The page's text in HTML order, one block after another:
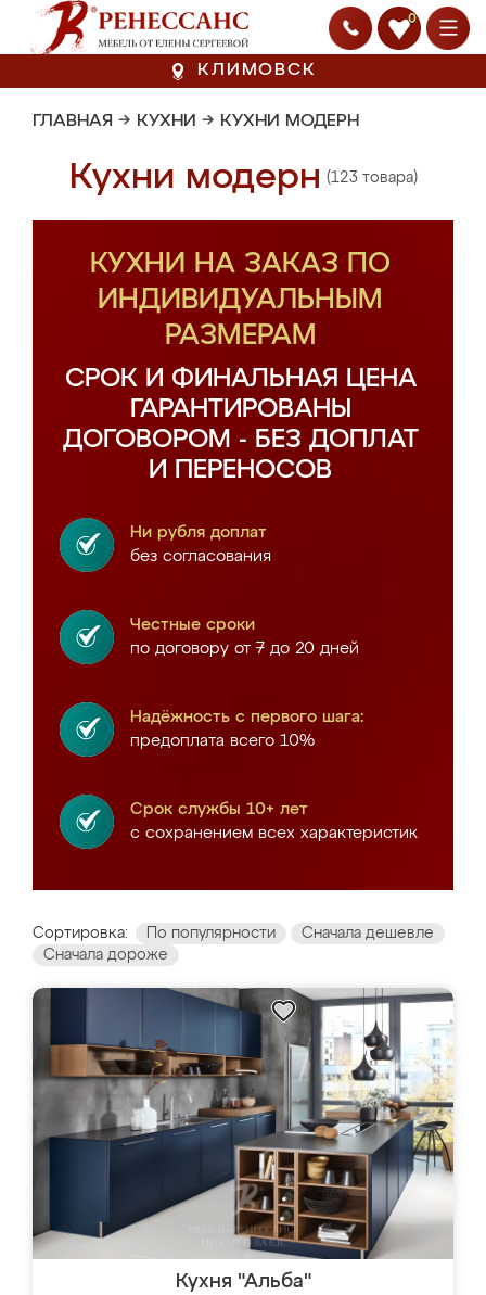
0
КЛИМОВСК
ГЛАВНАЯ → КУХНИ → КУХНИ МОДЕРН
Кухни модерн (123 товара)
КУХНИ НА ЗАКАЗ ПО
ИНДИВИДУАЛЬНЫМ
РАЗМЕРАМ
СРОК И ФИНАЛЬНАЯ ЦЕНА
ГАРАНТИРОВАНЫ
ДОГОВОРОМ - БЕЗ ДОПЛАТ
И ПЕРЕНОСОВ
Ни рубля доплат
без согласования
Честные сроки
по договору от 7 до 20 дней
Надёжность с первого шага:
предоплата всего 10%
Срок службы 10+ лет
с сохранением всех характеристик
Сортировка: По популярности
Сначала дешевле
Сначала дороже
Кухня "Альба"